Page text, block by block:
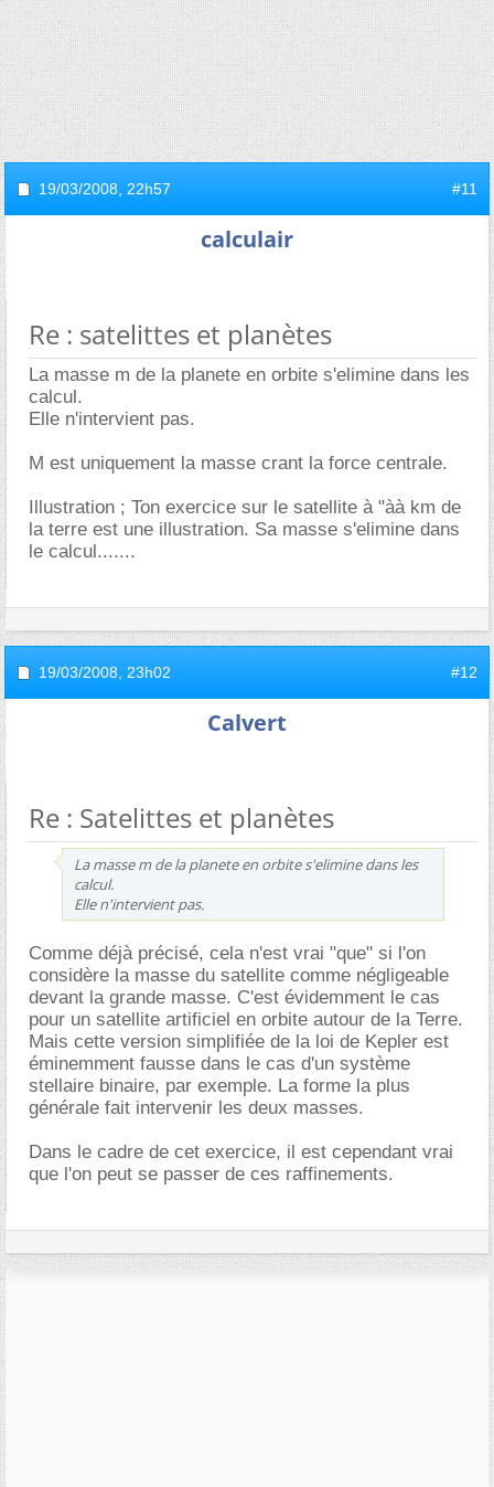
19/03/2008, 22h57 #11
calculair
Re : satelittes et planètes
La masse m de la planete en orbite s'elimine dans les
calcul.
Elle n'intervient pas.
M est uniquement la masse crant la force centrale.
Illustration ; Ton exercice sur le satellite à "àà km de
la terre est une illustration. Sa masse s'elimine dans
le calcul.......
19/03/2008, 23h02 #12
Calvert
Re : Satelittes et planètes
La masse m de la planete en orbite s'elimine dans les
calcul.
Elle n'intervient pas.
Comme déjà précisé, cela n'est vrai "que" si l'on
considère la masse du satellite comme négligeable
devant la grande masse. C'est évidemment le cas
pour un satellite artificiel en orbite autour de la Terre.
Mais cette version simplifiée de la loi de Kepler est
éminemment fausse dans le cas d'un système
stellaire binaire, par exemple. La forme la plus
générale fait intervenir les deux masses.
Dans le cadre de cet exercice, il est cependant vrai
que l'on peut se passer de ces raffinements.